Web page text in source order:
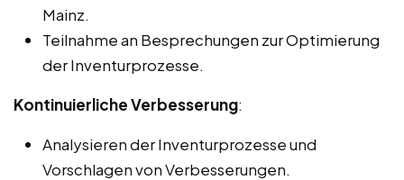
Mainz.
Teilnahme an Besprechungen zur Optimierung
der Inventurprozesse.
Kontinuierliche Verbesserung:
Analysieren der Inventurprozesse und
Vorschlagen von Verbesserungen.